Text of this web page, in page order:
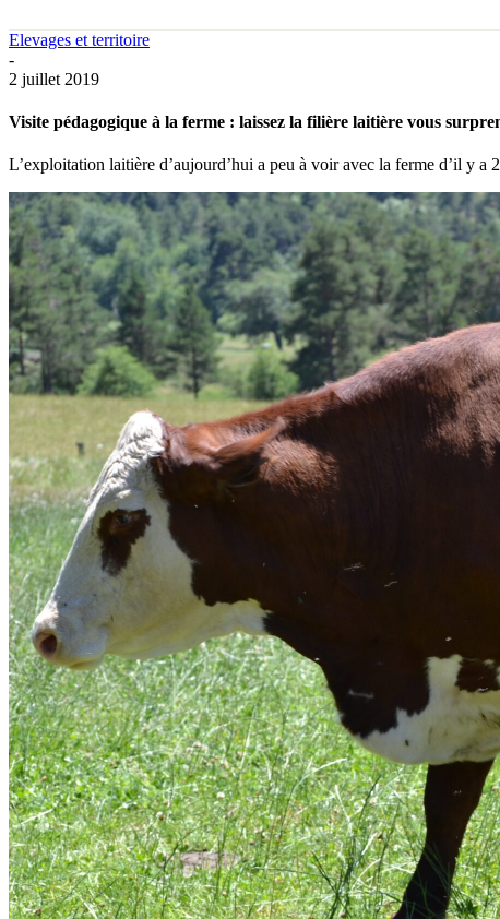
Elevages et territoire
-
2 juillet 2019
Visite pédagogique à la ferme : laissez la filière laitière vous
L’exploitation laitière d’aujourd’hui a peu à voir avec la ferme d’il y